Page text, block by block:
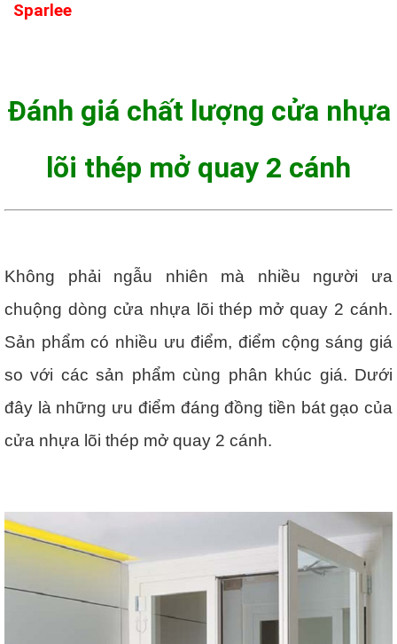
Sparlee
Đánh giá chất lượng cửa nhựa
lõi thép mở quay 2 cánh
Không phải ngẫu nhiên mà nhiều người ưa
chuộng dòng cửa nhựa lõi thép mở quay 2 cánh.
Sản phẩm có nhiều ưu điểm, điểm cộng sáng giá
so với các sản phẩm cùng phân khúc giá. Dưới
đây là những ưu điểm đáng đồng tiền bát gạo của
cửa nhựa lõi thép mở quay 2 cánh.